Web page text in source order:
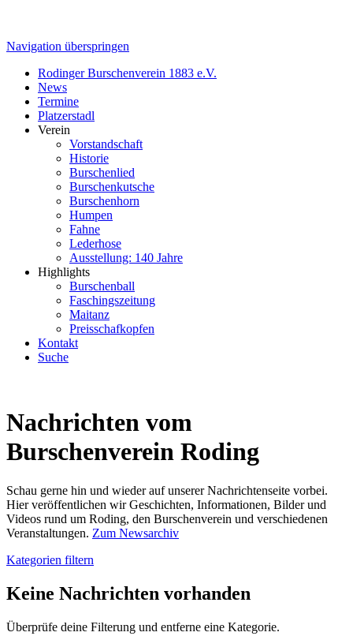
Navigation überspringen
Rodinger Burschenverein 1883 e.V.
News
Termine
Platzerstadl
Verein
Vorstandschaft
Historie
Burschenlied
Burschenkutsche
Burschenhorn
Humpen
Fahne
Lederhose
Ausstellung: 140 Jahre
Highlights
Burschenball
Faschingszeitung
Maitanz
Preisschafkopfen
Kontakt
Suche
Nachrichten vom
Burschenverein Roding
Schau gerne hin und wieder auf unserer Nachrichtenseite vorbei.
Hier veröffentlichen wir Geschichten, Informationen, Bilder und
Videos rund um Roding, den Burschenverein und verschiedenen
Veranstaltungen. Zum Newsarchiv
Kategorien filtern
Keine Nachrichten vorhanden
Überprüfe deine Filterung und entferne eine Kategorie.